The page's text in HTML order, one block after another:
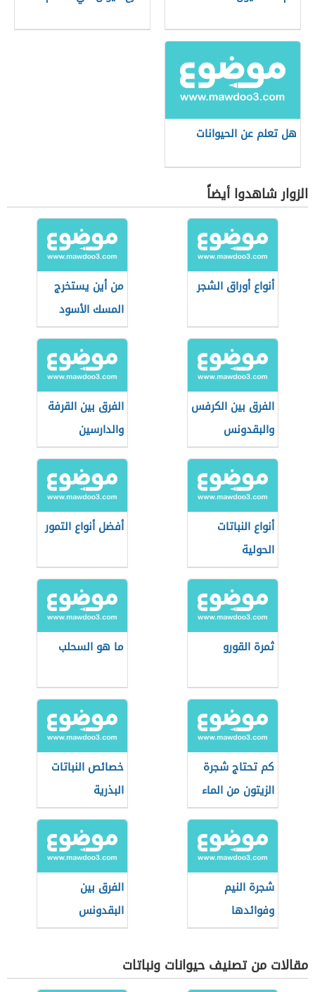
هل تعلم عن الحيوانات
الزوار شاهدوا أيضاً
أنواع أوراق الشجر
من أين يستخرج
المسك الأسود
الفرق بين الكرفس
والبقدونس
الفرق بين القرفة
والدارسين
أنواع النباتات
الحولية
أفضل أنواع التمور
ثمرة القورو ما هو السحلب
كم تحتاج شجرة
الزيتون من الماء
خصائص النباتات
البذرية
شجرة النيم
وفوائدها
الفرق بين
البقدونس
والكزبرة
مقالات من تصنيف حيوانات ونباتات